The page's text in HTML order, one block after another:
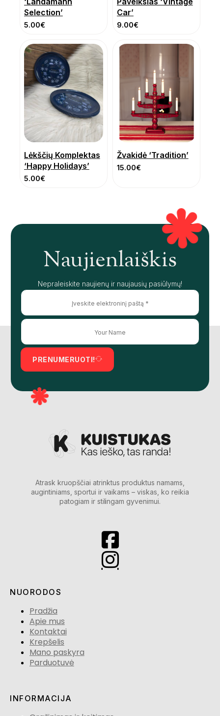
Selection’
5.00€
Car’
9.00€
Lėkščių Komplektas
‘Happy Holidays’
5.00€
Žvakidė ‘Tradition’
15.00€
Naujienlaiškis
Nepraleiskite naujienų ir naujausių pasiūlymų!
PRENUMERUOTI!
Atrask kruopščiai atrinktus produktus namams,
augintiniams, sportui ir vaikams – viskas, ko reikia
patogiam ir stilingam gyvenimui.
NUORODOS
Pradžia
Apie mus
Kontaktai
Krepšelis
Mano paskyra
Parduotuvė
INFORMACIJA